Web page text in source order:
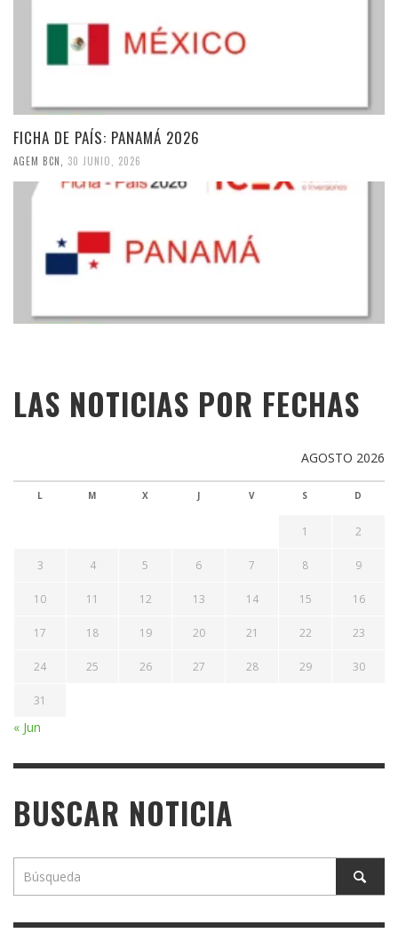
FICHA DE PAÍS: PANAMÁ 2026
AGEM BCN 30 JUNIO, 2026
LAS NOTICIAS POR FECHAS
AGOSTO 2026
L M X J V S D
1 2
3 4 5 6 7 8 9
10 11 12 13 14 15 16
17 18 19 20 21 22 23
24 25 26 27 28 29 30
31
« Jun
BUSCAR NOTICIA